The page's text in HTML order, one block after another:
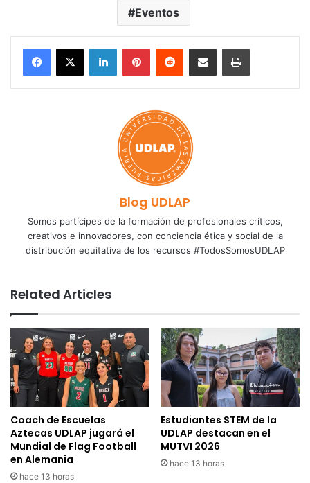
Eventos
LinkedInPinterestReddit Share via Email Print
Blog UDLAP
Somos partícipes de la formación de profesionales críticos,
creativos e innovadores, con conciencia ética y social de la
distribución equitativa de los recursos #TodosSomosUDLAP
Related Articles
Coach de Escuelas
Aztecas UDLAP jugará el
Mundial de Flag Football
en Alemania
hace 13 horas
Estudiantes STEM de la
UDLAP destacan en el
MUTVI 2026
hace 13 horas